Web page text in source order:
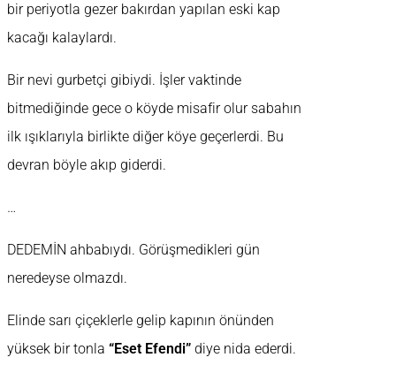
bir periyotla gezer bakırdan yapılan eski kap
kacağı kalaylardı.
Bir nevi gurbetçi gibiydi. İşler vaktinde
bitmediğinde gece o köyde misafir olur sabahın
ilk ışıklarıyla birlikte diğer köye geçerlerdi. Bu
devran böyle akıp giderdi.
…
DEDEMİN ahbabıydı. Görüşmedikleri gün
neredeyse olmazdı.
Elinde sarı çiçeklerle gelip kapının önünden
yüksek bir tonla “Eset Efendi” diye nida ederdi.